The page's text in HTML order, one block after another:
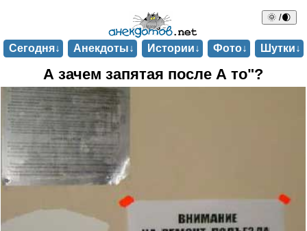
🌞 /🌒
Сегодня↓ Анекдоты↓ Истории↓ Фото↓ Шутки↓
А зачем запятая после А то"?